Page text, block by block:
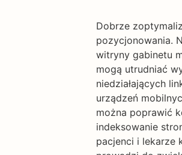
Dobrze
pozycjonowania.
witryny gabinetu
mogą utrudniać
niedziałających
urządzeń
można poprawić
indeksowanie
pacjenci i lekarze